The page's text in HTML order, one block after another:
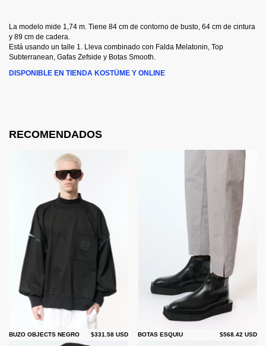
La modelo mide 1,74 m. Tiene 84 cm de contorno de busto, 64 cm de cintura
y 89 cm de cadera.
Está usando un talle 1. Lleva combinado con Falda Melatonin, Top
Subterranean, Gafas Zefside y Botas Smooth.
DISPONIBLE EN TIENDA KOSTÜME Y ONLINE
RECOMENDADOS
BUZO OBJECTS NEGRO $331.58 USD BOTAS ESQUIU $568.42 USD